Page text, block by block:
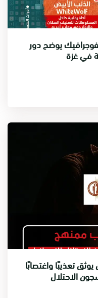
يوضح دور
في غزة
تعذيبًا واغتصابًا
الاحتلال